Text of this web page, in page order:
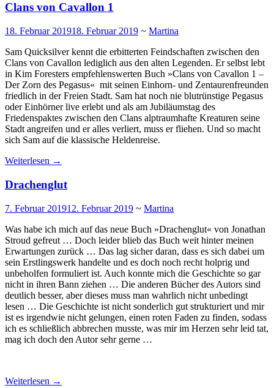
Clans von Cavallon 1
18. Februar 201918. Februar 2019 ~ Martina
Sam Quicksilver kennt die erbitterten Feindschaften zwischen den
Clans von Cavallon lediglich aus den alten Legenden. Er selbst lebt
in Kim Foresters empfehlenswerten Buch »Clans von Cavallon 1 –
Der Zorn des Pegasus« mit seinen Einhorn- und Zentaurenfreunden
friedlich in der Freien Stadt. Sam hat noch nie blutrünstige Pegasus
oder Einhörner live erlebt und als am Jubiläumstag des
Friedenspaktes zwischen den Clans alptraumhafte Kreaturen seine
Stadt angreifen und er alles verliert, muss er fliehen. Und so macht
sich Sam auf die klassische Heldenreise.
Weiterlesen →
Drachenglut
7. Februar 201912. Februar 2019 ~ Martina
Was habe ich mich auf das neue Buch »Drachenglut« von Jonathan
Stroud gefreut … Doch leider blieb das Buch weit hinter meinen
Erwartungen zurück … Das lag sicher daran, dass es sich dabei um
sein Erstlingswerk handelte und es doch noch recht holprig und
unbeholfen formuliert ist. Auch konnte mich die Geschichte so gar
nicht in ihren Bann ziehen … Die anderen Bücher des Autors sind
deutlich besser, aber dieses muss man wahrlich nicht unbedingt
lesen … Die Geschichte ist nicht sonderlich gut strukturiert und mir
ist es irgendwie nicht gelungen, einen roten Faden zu finden, sodass
ich es schließlich abbrechen musste, was mir im Herzen sehr leid tat,
mag ich doch den Autor sehr gerne …
Weiterlesen →